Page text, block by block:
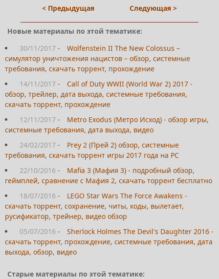
< Предыдущая Следующая >
Новые материалы по этой тематике:
30/11/2017 -
Wolfenstein II The New Colossus –
симулятор уничтожения нацистов – обзор, системные
требования, скачать торрент, прохождение
14/11/2017 -
Call of Duty WWII (World War 2) 2017 -
обзор, трейлер, дата выхода, системные требования,
скачать торрент, прохождение
12/11/2017 -
Metro Exodus (Метро Исход) - обзор игры,
системные требования, дата выхода, видео
24/02/2017 -
Prey 2 (Прей 2) обзор, системные
требования, скачать торрент игры 2017 года на PC
22/10/2016 -
Mafia 3 (Мафия 3) - подробный обзор,
геймплей, сравнение с Мафия 2, скачать торрент бесплатно
18/07/2016 -
LEGO Star Wars The Force Awakens -
скачать торрент, сохранение, читы, коды, вылетает,
русификатор, трейнер, видео обзор
05/07/2016 -
Sherlock Holmes The Devil's Daughter 2016 -
скачать торрент, прохождение, системные требования, дата
выхода, обзор, видео
Старые материалы по этой тематике: